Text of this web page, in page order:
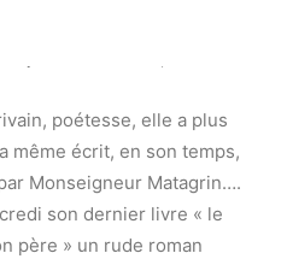
fois le Lyceum
poétesse, elle a plus
même écrit, en son temps,
Monseigneur Matagrin….
son dernier livre « le
père » un rude roman